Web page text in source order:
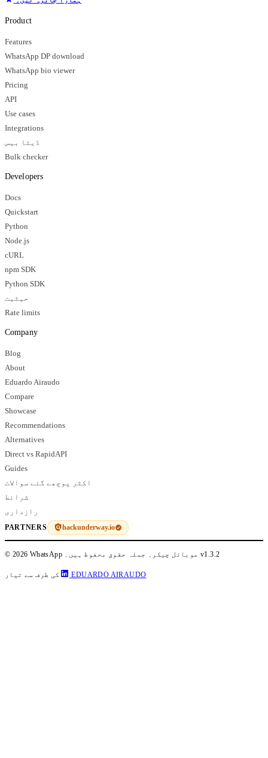
Product
Features
WhatsApp DP download
WhatsApp bio viewer
Pricing
API
Use cases
Integrations
ڈیٹا بیس
Bulk checker
Developers
Docs
Quickstart
Python
Node.js
cURL
npm SDK
Python SDK
حیثیت
Rate limits
Company
Blog
About
Eduardo Airaudo
Compare
Showcase
Recommendations
Alternatives
Direct vs RapidAPI
Guides
اکثر پوچھے گئے سوالات
شرائط
رازداری
PARTNERS hackunderway.io
© 2026 WhatsApp موبائل چیکر۔ جملہ حقوق محفوظ ہیں۔v1.3.2
کی طرف سے تیار EDUARDO AIRAUDO